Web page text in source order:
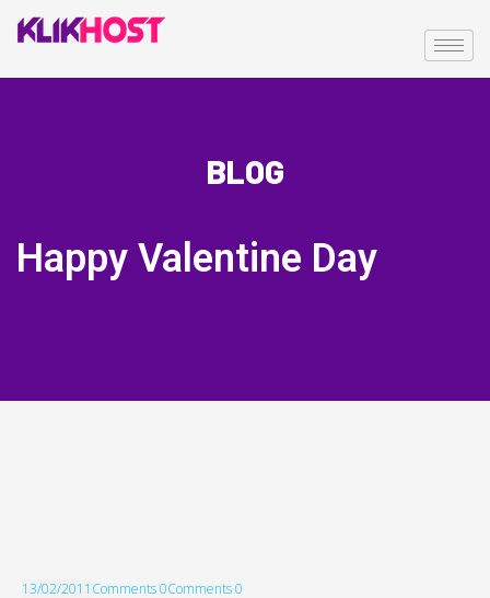
BLOG
Happy Valentine Day
13/02/2011 Comments 0Comments 0